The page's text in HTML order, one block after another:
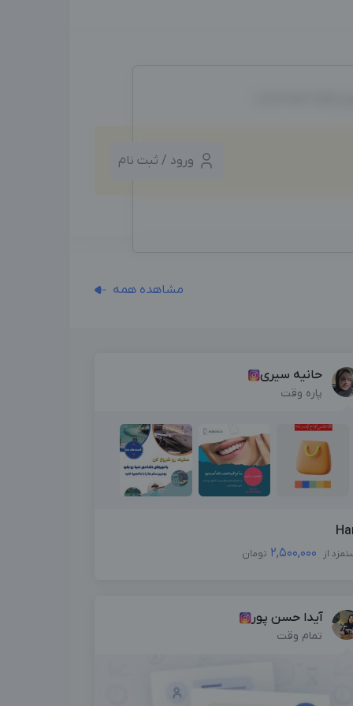
ایجاد شده است.
ورود / ثبت نام
مشاهده همه
حانیه سیری
پاره وقت
از 2,500,000 تومان
آیدا حسن پور
تمام وقت